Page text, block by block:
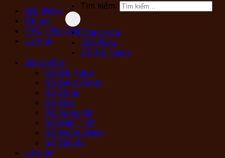
Giới thiệu
Tin tức
FAQ – Hỏi Đáp
Liên hệ
Tìm kiếm:
Trang chủ
Giới thiệu
Gỗ Dái Ngựa
Sản phẩm
Gỗ Dái Ngựa
Gỗ Bạch Tùng
Gỗ Còng
Gỗ Dầu
Gỗ Song Mã
Gỗ Biến Tính
Gỗ Muồng Đen
Gỗ Tần Bì
Liên hệ